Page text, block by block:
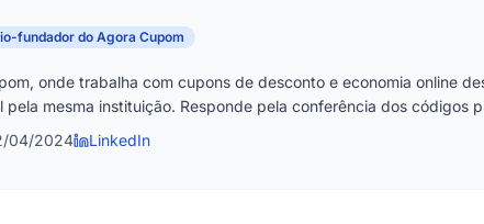
fundador do Agora Cupom
onde trabalha com cupons de desconto e economia online
mesma instituição. Responde pela conferência dos códigos
04/2024 LinkedIn